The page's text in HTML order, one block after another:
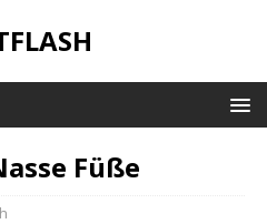
Füße